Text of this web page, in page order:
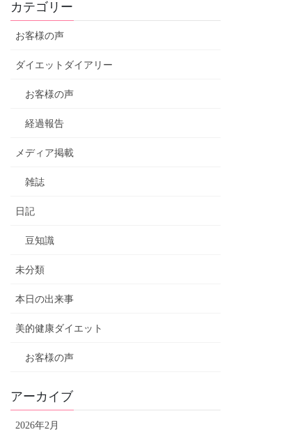
カテゴリー
お客様の声
ダイエットダイアリー
お客様の声
経過報告
メディア掲載
雑誌
日記
豆知識
未分類
本日の出来事
美的健康ダイエット
お客様の声
アーカイブ
2026年2月